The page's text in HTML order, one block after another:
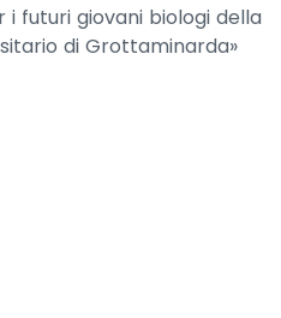
i futuri giovani biologi della
di Grottaminarda»